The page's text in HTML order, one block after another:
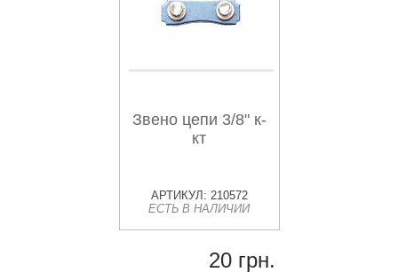
Звено цепи 3/8" к-
кт
АРТИКУЛ: 210572
ЕСТЬ В НАЛИЧИИ
20 грн.